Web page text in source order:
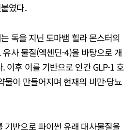
였다.
독을 지닌 도마뱀 힐라 몬스터의
사 물질(엑센딘-4)을 바탕으로 개
이후 이를 기반으로 인간 GLP-1 호
물이 만들어지며 현재의 비만·당뇨
기반으로 파이썬 유래 대사물질을